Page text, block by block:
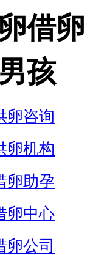
借卵
孩
卵咨询
卵机构
卵助孕
卵中心
卵公司